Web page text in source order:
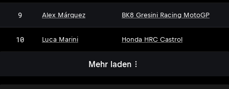
9 Alex Márquez BK8 Gresini Racing MotoGP
10 Luca Marini Honda HRC Castrol
Mehr laden